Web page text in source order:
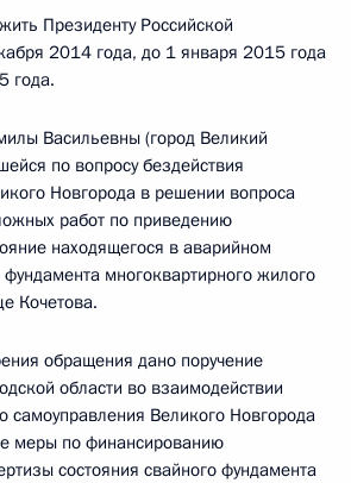
Президенту Российской
2014 года, до 1 января 2015 года
года.
Васильевны (город Великий
по вопросу бездействия
Новгорода в решении вопроса
работ по приведению
находящегося в аварийном
фундамента многоквартирного жилого
Кочетова.
обращения дано поручение
области во взаимодействии
самоуправления Великого Новгорода
меры по финансированию
состояния свайного фундамента